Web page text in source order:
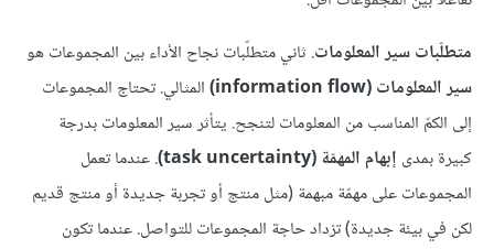
متطلّبات سير المعلومات. ثاني متطلّبات نجاح الأداء بين المجموعات هو
سير المعلومات (information flow)
المثالي. تحتاج المجموعات
إلى الكمّ المناسب من المعلومات لتنجح. يتأثر سير المعلومات بدرجة
كبيرة بمدى إبهام المهمّة (task uncertainty)
. عندما تعمل
المجموعات على مهمّة مبهمة (مثل منتج أو تجربة جديدة أو منتج قديم
لكن في بيئة جديدة) تزداد حاجة المجموعات للتواصل. عندما تكون